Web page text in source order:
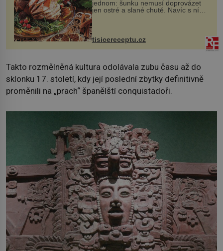
jednom: šunku nemusí doprovázet
jen ostré a slané chutě. Navíc s ní
nakrmíte poměrně hodně hladových
krků. Ingredience sádlo 3 kg šunky
vcelku 3 stroužky česneku hl...
tisicereceptu.cz
Takto rozmělněná kultura odolávala zubu času až do
sklonku 17. století, kdy její poslední zbytky definitivně
proměnili na „prach“ španělští conquistadoři.